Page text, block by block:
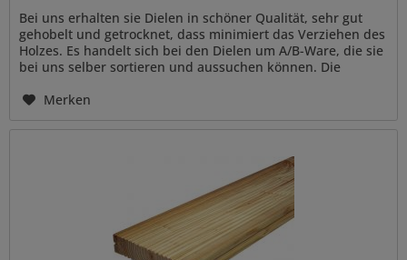
Bei uns erhalten sie Dielen in schöner Qualität, sehr gut
gehobelt und getrocknet, dass minimiert das Verziehen des
Holzes. Es handelt sich bei den Dielen um A/B-Ware, die sie
bei uns selber sortieren und aussuchen können. Die
Merken